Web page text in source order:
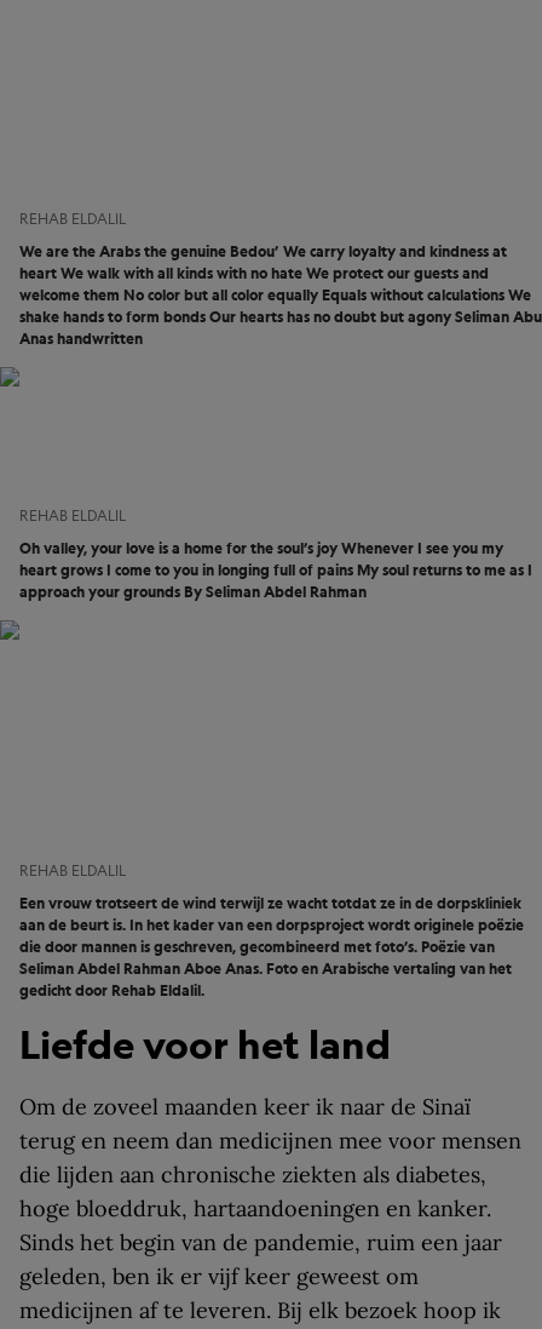
REHAB ELDALIL
We are the Arabs the genuine Bedou’ We carry loyalty and kindness at
heart We walk with all kinds with no hate We protect our guests and
welcome them No color but all color equally Equals without calculations We
shake hands to form bonds Our hearts has no doubt but agony Seliman Abu
Anas handwritten
REHAB ELDALIL
Oh valley, your love is a home for the soul’s joy Whenever I see you my
heart grows I come to you in longing full of pains My soul returns to me as I
approach your grounds By Seliman Abdel Rahman
REHAB ELDALIL
Een vrouw trotseert de wind terwijl ze wacht totdat ze in de dorpskliniek
aan de beurt is. In het kader van een dorpsproject wordt originele poëzie
die door mannen is geschreven, gecombineerd met foto’s. Poëzie van
Seliman Abdel Rahman Aboe Anas. Foto en Arabische vertaling van het
gedicht door Rehab Eldalil.
Liefde voor het land
Om de zoveel maanden keer ik naar de Sinaï
terug en neem dan medicijnen mee voor mensen
die lijden aan chronische ziekten als diabetes,
hoge bloeddruk, hartaandoeningen en kanker.
Sinds het begin van de pandemie, ruim een jaar
geleden, ben ik er vijf keer geweest om
medicijnen af te leveren. Bij elk bezoek hoop ik